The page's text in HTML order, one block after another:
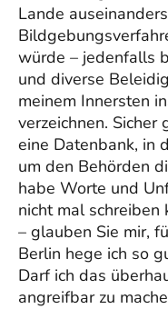
Lande
würde – jedenfalls
und diverse
meinem Innersten
verzeichnen. Sicher
eine Datenbank, in
um den Behörden
habe Worte und
nicht mal schreiben
– glauben Sie mir,
Berlin hege ich so
Darf ich das
angreifbar zu